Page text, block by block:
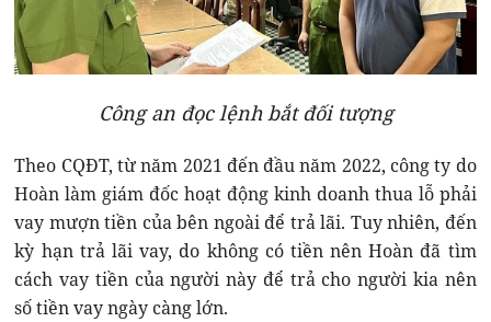
Công an đọc lệnh bắt đối tượng
Theo CQĐT, từ năm 2021 đến đầu năm 2022, công ty do
Hoàn làm giám đốc hoạt động kinh doanh thua lỗ phải
vay mượn tiền của bên ngoài để trả lãi. Tuy nhiên, đến
kỳ hạn trả lãi vay, do không có tiền nên Hoàn đã tìm
cách vay tiền của người này để trả cho người kia nên
số tiền vay ngày càng lớn.